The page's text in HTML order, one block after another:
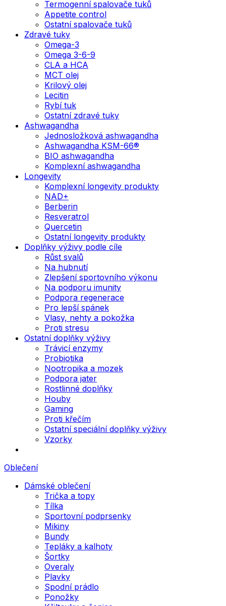
Termogenní spalovače tuků
Appetite control
Ostatní spalovače tuků
Zdravé tuky
Omega-3
Omega 3-6-9
CLA a HCA
MCT olej
Krilový olej
Lecitin
Rybí tuk
Ostatní zdravé tuky
Ashwagandha
Jednosložková ashwagandha
Ashwagandha KSM-66®
BIO ashwagandha
Komplexní ashwagandha
Longevity
Komplexní longevity produkty
NAD+
Berberin
Resveratrol
Quercetin
Ostatní longevity produkty
Doplňky výživy podle cíle
Růst svalů
Na hubnutí
Zlepšení sportovního výkonu
Na podporu imunity
Podpora regenerace
Pro lepší spánek
Vlasy, nehty a pokožka
Proti stresu
Ostatní doplňky výživy
Trávicí enzymy
Probiotika
Nootropika a mozek
Podpora jater
Rostlinné doplňky
Houby
Gaming
Proti křečím
Ostatní speciální doplňky výživy
Vzorky
Oblečení
Dámské oblečení
Trička a topy
Tílka
Sportovní podprsenky
Mikiny
Bundy
Tepláky a kalhoty
Šortky
Overaly
Plavky
Spodní prádlo
Ponožky